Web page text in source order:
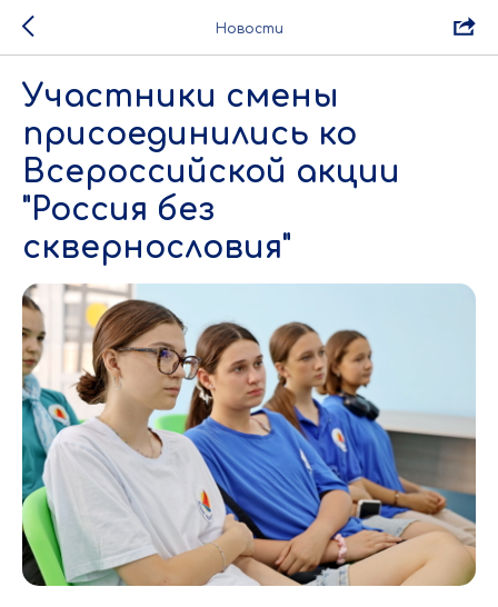
Новости
Участники смены
присоединились ко
Всероссийской акции
"Россия без
сквернословия"